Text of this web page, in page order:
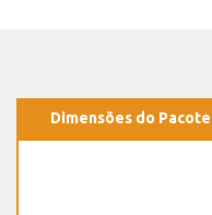
Dimensões do Pacote